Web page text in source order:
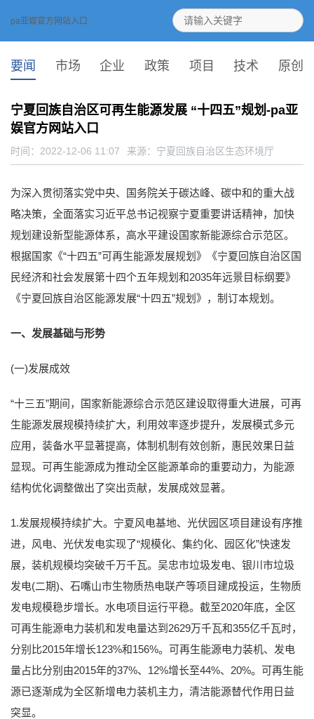
pa亚娱官方网站入口
要闻 市场 企业 政策 项目 技术 原创
宁夏回族自治区可再生能源发展 “十四五”规划-pa亚
娱官方网站入口
时间：2022-12-06 11:07 来源： 宁夏回族自治区生态环境厅
为深入贯彻落实党中央、国务院关于碳达峰、碳中和的重大战
略决策，全面落实习近平总书记视察宁夏重要讲话精神，加快
规划建设新型能源体系，高水平建设国家新能源综合示范区。
根据国家《“十四五”可再生能源发展规划》《宁夏回族自治区国
民经济和社会发展第十四个五年规划和2035年远景目标纲要》
《宁夏回族自治区能源发展“十四五”规划》，制订本规划。
一、发展基础与形势
(一)发展成效
“十三五”期间，国家新能源综合示范区建设取得重大进展，可再
生能源发展规模持续扩大，利用效率逐步提升，发展模式多元
应用，装备水平显著提高，体制机制有效创新，惠民效果日益
显现。可再生能源成为推动全区能源革命的重要动力，为能源
结构优化调整做出了突出贡献，发展成效显著。
1.发展规模持续扩大。宁夏风电基地、光伏园区项目建设有序推
进，风电、光伏发电实现了“规模化、集约化、园区化”快速发
展，装机规模均突破千万千瓦。吴忠市垃圾发电、银川市垃圾
发电(二期)、石嘴山市生物质热电联产等项目建成投运，生物质
发电规模稳步增长。水电项目运行平稳。截至2020年底，全区
可再生能源电力装机和发电量达到2629万千瓦和355亿千瓦时，
分别比2015年增长123%和156%。可再生能源电力装机、发电
量占比分别由2015年的37%、12%增长至44%、20%。可再生能
源已逐渐成为全区新增电力装机主力，清洁能源替代作用日益
突显。